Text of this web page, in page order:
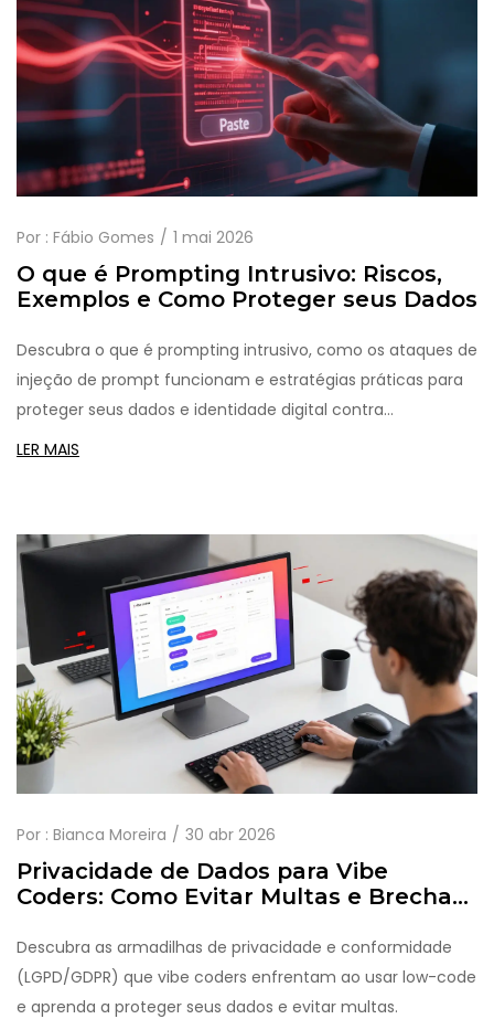
Por : Fábio Gomes 1 mai 2026
O que é Prompting Intrusivo: Riscos,
Exemplos e Como Proteger seus Dados
Descubra o que é prompting intrusivo, como os ataques de
injeção de prompt funcionam e estratégias práticas para
proteger seus dados e identidade digital contra
manipulações de IA.
LER MAIS
Por : Bianca Moreira 30 abr 2026
Privacidade de Dados para Vibe
Coders: Como Evitar Multas e Brechas
Descubra as armadilhas de privacidade e conformidade
(LGPD/GDPR) que vibe coders enfrentam ao usar low-code
e aprenda a proteger seus dados e evitar multas.